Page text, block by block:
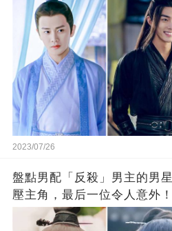
2023/07/26
盤點男配「反殺」男主的男
壓主角，最后一位令人意外！